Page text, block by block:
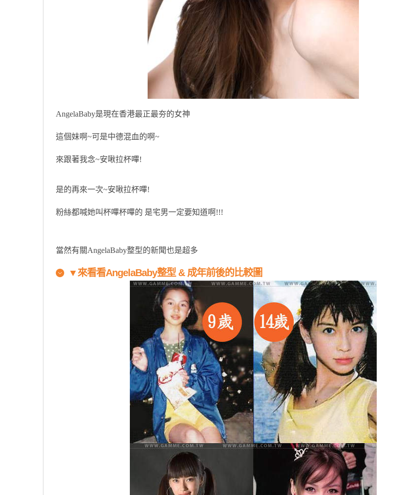
AngelaBaby是現在香港最正最夯的女神
這個妹啊~可是中德混血的啊~
來跟著我念~安啾拉杯嗶!
是的再來一次~安啾拉杯嗶!
粉絲都喊她叫杯嗶杯嗶的 是宅男一定要知道啊!!!
當然有關AngelaBaby整型的新聞也是超多
▼來看看AngelaBaby整型 & 成年前後的比較圖